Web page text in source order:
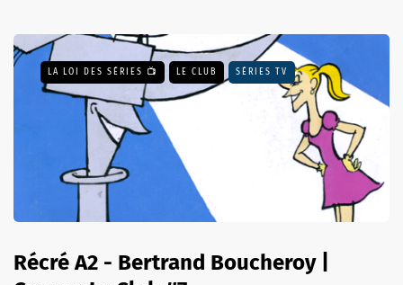
LA LOI DES SÉRIES 📺 LE CLUB SÉRIES TV
Récré A2 - Bertrand Boucheroy |